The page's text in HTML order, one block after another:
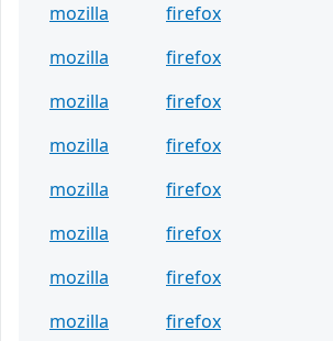
mozilla
firefox
mozilla
firefox
mozilla
firefox
mozilla
firefox
mozilla
firefox
mozilla
firefox
mozilla
firefox
mozilla
firefox